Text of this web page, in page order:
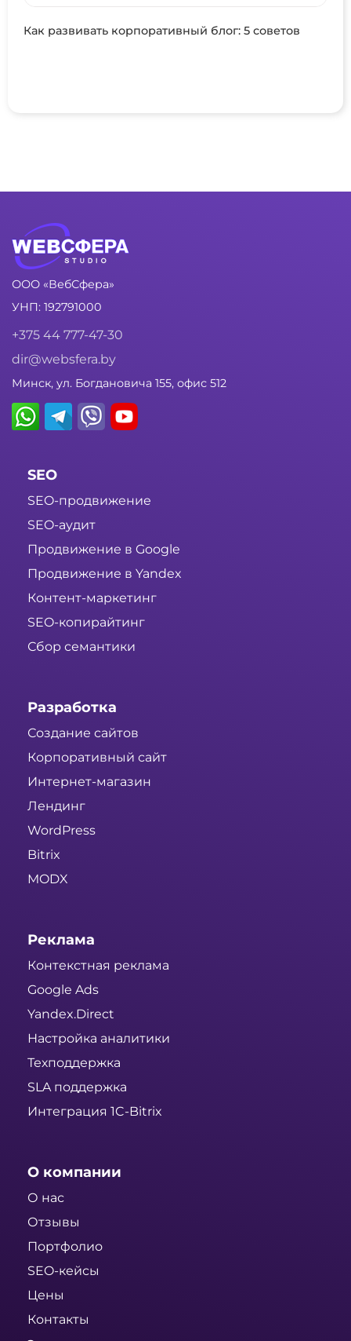
Как развивать корпоративный блог: 5 советов
ООО «ВебСфера»
УНП: 192791000
+375 44 777-47-30
dir@websfera.by
Минск, ул. Богдановича 155, офис 512
SEO
SEO-продвижение
SEO-аудит
Продвижение в Google
Продвижение в Yandex
Контент-маркетинг
SEO-копирайтинг
Сбор семантики
Разработка
Создание сайтов
Корпоративный сайт
Интернет-магазин
Лендинг
WordPress
Bitrix
MODX
Реклама
Контекстная реклама
Google Ads
Yandex.Direct
Настройка аналитики
Техподдержка
SLA поддержка
Интеграция 1C-Bitrix
О компании
О нас
Отзывы
Портфолио
SEO-кейсы
Цены
Контакты